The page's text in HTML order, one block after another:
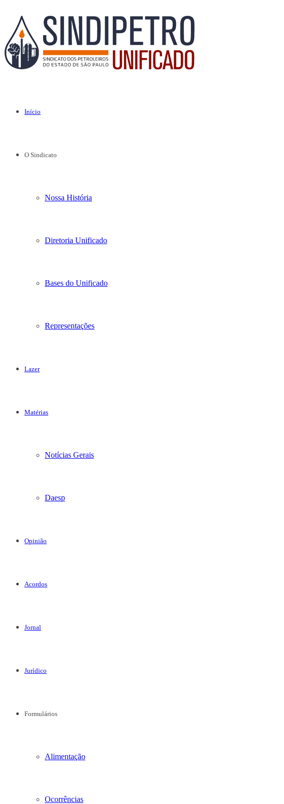
Início
O Sindicato
Nossa História
Diretoria Unificado
Bases do Unificado
Representações
Lazer
Matérias
Notícias Gerais
Daesp
Opinião
Acordos
Jornal
Jurídico
Formulários
Alimentação
Ocorrências